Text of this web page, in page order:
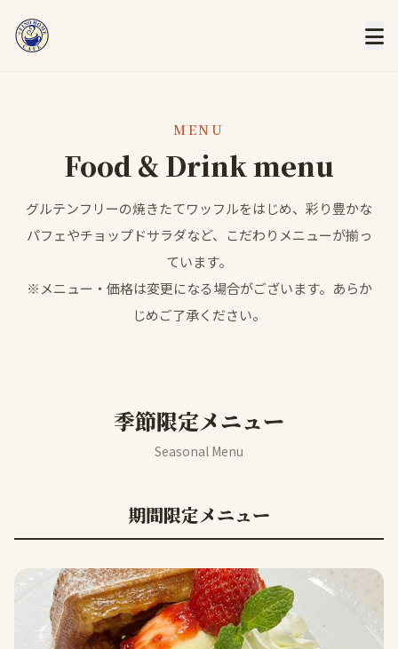
MENU
Food & Drink menu
グルテンフリーの焼きたてワッフルをはじめ、彩り豊かな
パフェやチョップドサラダなど、こだわりメニューが揃っ
ています。
※メニュー・価格は変更になる場合がございます。あらか
じめご了承ください。
季節限定メニュー
Seasonal Menu
期間限定メニュー